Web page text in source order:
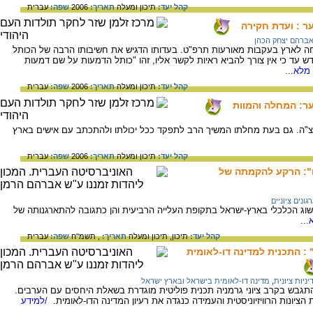
קהל יעד:תיכון ומעלהתאריך:2006 שפה:עברית
: ועדת חקירה
יצחק הכהן
לארץ בעקבות מאורעות תרפ"ט. בעדותו הדגיש את חשיבותו הרבה של הכותל
עד כי אין צורך להביא ראיות לקשר אליו, זהו "כותל הדמעות על שם דמעות
מלא...
קהל יעד:תיכון ומעלהתאריך:2006 שפה:עברית
המחלה והמוות
גם בעת מחלתו המשיך הרב לתפקד ככל יכולתו ולהתכתב עם אישים בארץ
קהל יעד:תיכון ומעלהתאריך:2006 שפה:עברית
הרקע להקמתה של
ציוניים
הכלכלי בארץ-ישראל בתקופת העלייה הרביעית והן כתגובה להתארגנותה של
קהל יעד:תיכון,תיכון ומעלהתאריך:, תשמ"חשפה:עברית
: התכנית למדינה דו-לאומית
ציונית מדינה דו-לאומית בישראל ובארץ ישראל
להתגבש בקרב ציוני גרמניה תכנית פוליטית מוגדרת בשאלת היחסים עם הערבים.
הרוויזיוניסטית והעמידה כנגדה את רעיון המדינה הדו-לאומית. /למידע